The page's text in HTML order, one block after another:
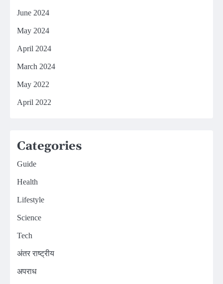
June 2024
May 2024
April 2024
March 2024
May 2022
April 2022
Categories
Guide
Health
Lifestyle
Science
Tech
अंतर राष्ट्रीय
अपराध